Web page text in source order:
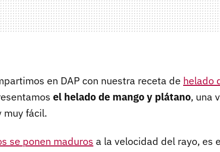
en DAP con nuestra receta de helado
el helado de mango y plátano, una
muy fácil.
se ponen maduros a la velocidad del rayo, es